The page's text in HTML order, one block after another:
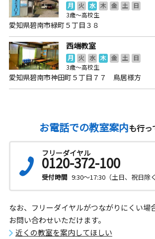
月 火 水 木 金 土
日
3歳～高校生
愛知県碧南市緑町５丁目３８
西端教室
月 火 水 木 金 土
日
3歳～高校生
愛知県碧南市神田町５丁目７７ 鳥居様方
お電話での教室案内も行っ
フリーダイヤル
0120-372-100
受付時間 9:30～17:30（土日、祝日除く
なお、フリーダイヤルがつながりにくい場
お問い合わせいただけます。
近くの教室を案内してほしい